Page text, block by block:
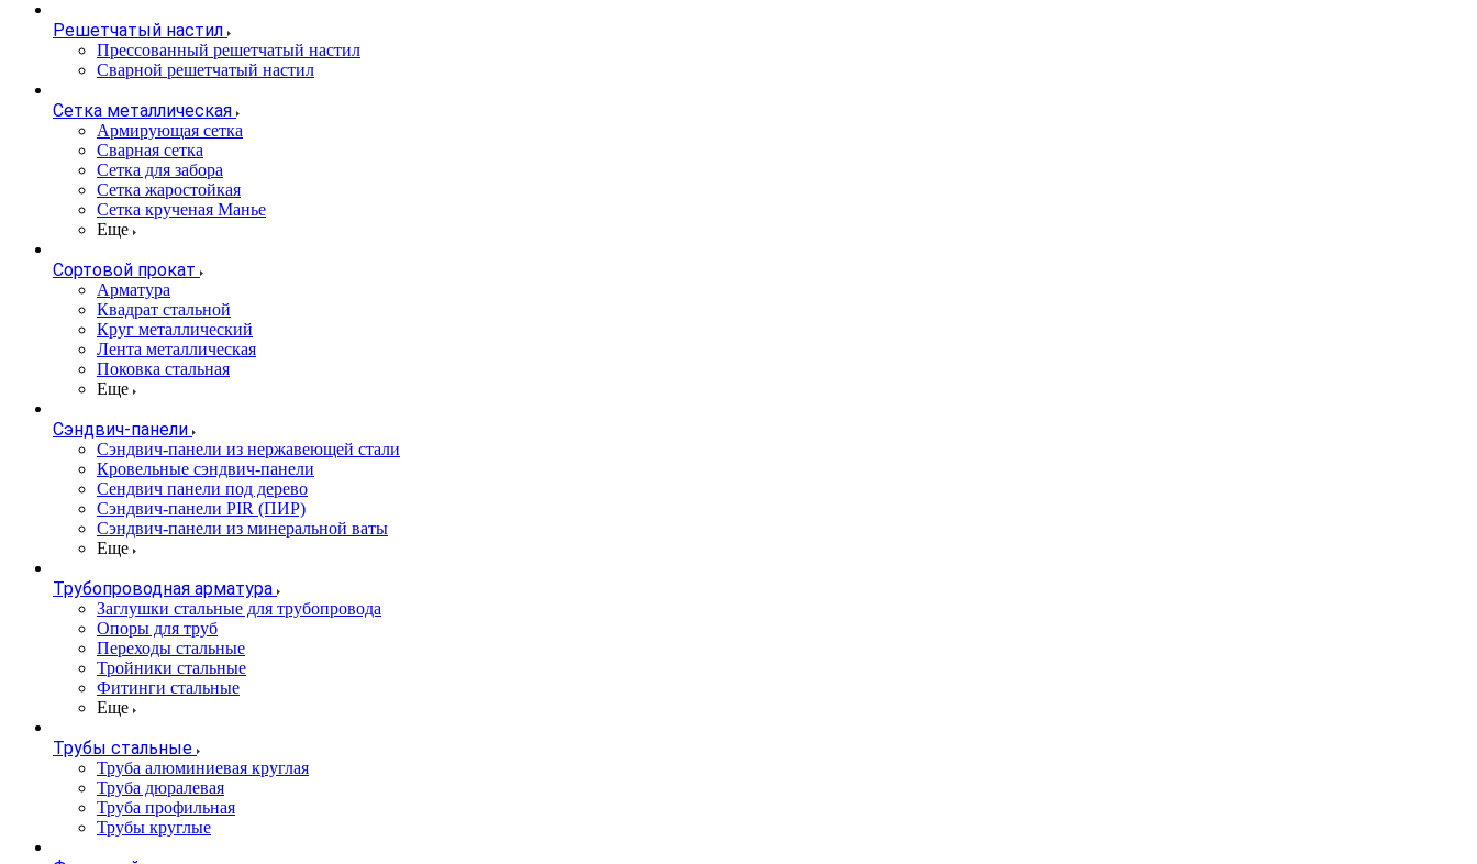
Решетчатый настил
Прессованный решетчатый настил
Сварной решетчатый настил
Сетка металлическая
Армирующая сетка
Сварная сетка
Сетка для забора
Сетка жаростойкая
Сетка крученая Манье
Еще
Сортовой прокат
Арматура
Квадрат стальной
Круг металлический
Лента металлическая
Поковка стальная
Еще
Сэндвич-панели
Cэндвич-панели из нержавеющей стали
Кровельные сэндвич-панели
Сендвич панели под дерево
Сэндвич-панели PIR (ПИР)
Сэндвич-панели из минеральной ваты
Еще
Трубопроводная арматура
Заглушки стальные для трубопровода
Опоры для труб
Переходы стальные
Тройники стальные
Фитинги стальные
Еще
Трубы стальные
Труба алюминиевая круглая
Труба дюралевая
Труба профильная
Трубы круглые